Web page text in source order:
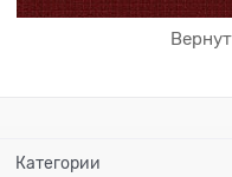
Категории